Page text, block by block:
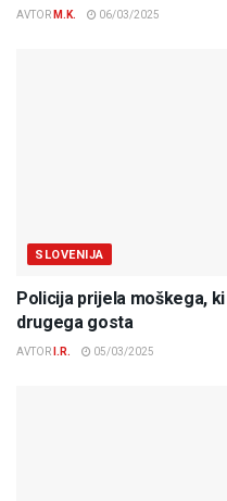
AVTOR M.K. 06/03/2025
SLOVENIJA
Policija prijela moškega,
drugega gosta
AVTOR I.R. 05/03/2025